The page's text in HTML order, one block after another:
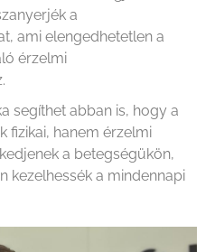
a
ami elengedhetetlen a
érzelmi
segíthet abban is, hogy a
fizikai, hanem érzelmi
a betegségükön,
kezelhessék a mindennapi